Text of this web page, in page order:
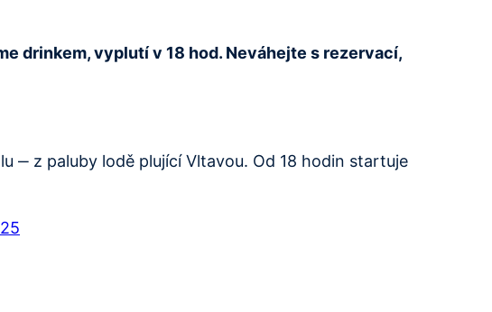
drinkem, vyplutí v 18 hod. Neváhejte s rezervací,
‒ z paluby lodě plující Vltavou. Od 18 hodin startuje